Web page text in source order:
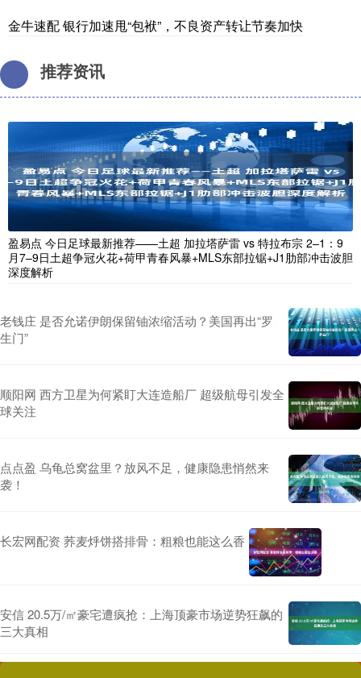
金牛速配 银行加速甩“包袱”，不良资产转让节奏加快
推荐资讯
盈易点 今日足球最新推荐——土超 加拉塔萨雷 vs 特拉布宗 2–1：9
月7–9日土超争冠火花+荷甲青春风暴+MLS东部拉锯+J1肋部冲击波胆
深度解析
老钱庄 是否允诺伊朗保留铀浓缩活动？美国再出“罗
生门”
顺阳网 西方卫星为何紧盯大连造船厂 超级航母引发全
球关注
点点盈 乌龟总窝盆里？放风不足，健康隐患悄然来
袭！
长宏网配资 荞麦烀饼搭排骨：粗粮也能这么香
安信 20.5万/㎡豪宅遭疯抢：上海顶豪市场逆势狂飙的
三大真相